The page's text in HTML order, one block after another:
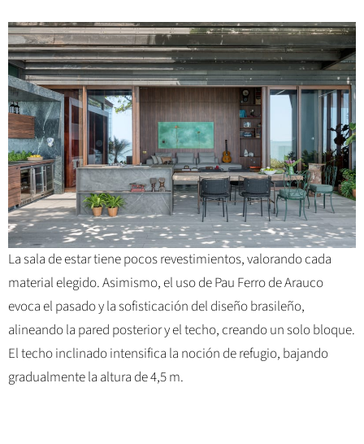
La sala de estar tiene pocos revestimientos, valorando cada
material elegido. Asimismo, el uso de Pau Ferro de Arauco
evoca el pasado y la sofisticación del diseño brasileño,
alineando la pared posterior y el techo, creando un solo bloque.
El techo inclinado intensifica la noción de refugio, bajando
gradualmente la altura de 4,5 m.